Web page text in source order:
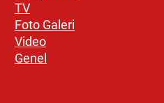
TV
Foto Galeri
Video
Genel